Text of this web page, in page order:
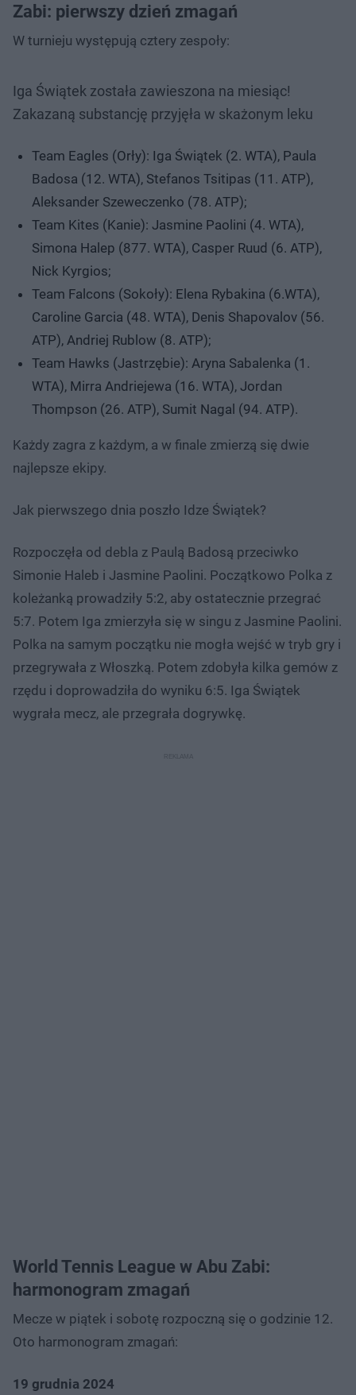
Zabi: pierwszy dzień zmagań
W turnieju występują cztery zespoły:
Iga Świątek została zawieszona na miesiąc!
Zakazaną substancję przyjęła w skażonym leku
Team Eagles (Orły): Iga Świątek (2. WTA), Paula
Badosa (12. WTA), Stefanos Tsitipas (11. ATP),
Aleksander Szeweczenko (78. ATP);
Team Kites (Kanie): Jasmine Paolini (4. WTA),
Simona Halep (877. WTA), Casper Ruud (6. ATP),
Nick Kyrgios;
Team Falcons (Sokoły): Elena Rybakina (6.WTA),
Caroline Garcia (48. WTA), Denis Shapovalov (56.
ATP), Andriej Rublow (8. ATP);
Team Hawks (Jastrzębie): Aryna Sabalenka (1.
WTA), Mirra Andriejewa (16. WTA), Jordan
Thompson (26. ATP), Sumit Nagal (94. ATP).
Każdy zagra z każdym, a w finale zmierzą się dwie
najlepsze ekipy.
Jak pierwszego dnia poszło Idze Świątek?
Rozpoczęła od debla z Paulą Badosą przeciwko
Simonie Haleb i Jasmine Paolini. Początkowo Polka z
koleżanką prowadziły 5:2, aby ostatecznie przegrać
5:7. Potem Iga zmierzyła się w singu z Jasmine Paolini.
Polka na samym początku nie mogła wejść w tryb gry i
przegrywała z Włoszką. Potem zdobyła kilka gemów z
rzędu i doprowadziła do wyniku 6:5. Iga Świątek
wygrała mecz, ale przegrała dogrywkę.
World Tennis League w Abu Zabi:
harmonogram zmagań
Mecze w piątek i sobotę rozpoczną się o godzinie 12.
Oto harmonogram zmagań:
19 grudnia 2024